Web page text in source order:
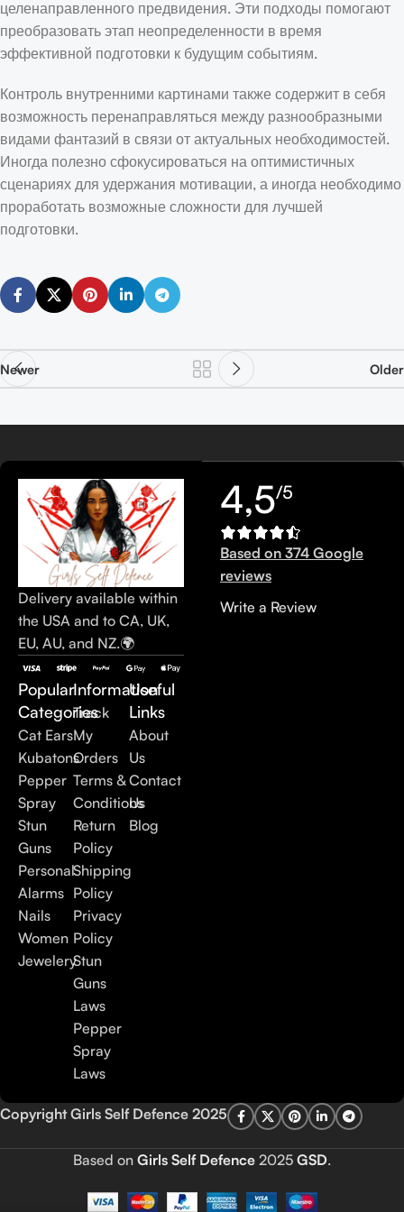
целенаправленного предвидения. Эти подходы помогают
преобразовать этап неопределенности в время
эффективной подготовки к будущим событиям.
Контроль внутренними картинами также содержит в себя
возможность перенаправляться между разнообразными
видами фантазий в связи от актуальных необходимостей.
Иногда полезно сфокусироваться на оптимистичных
сценариях для удержания мотивации, а иногда необходимо
проработать возможные сложности для лучшей
подготовки.
Newer Older
Delivery available within
the USA and to CA, UK,
EU, AU, and NZ.🌍
Popular
Categories
Cat Ears
Kubatons
Pepper
Spray
Stun
Guns
Personal
Alarms
Nails
Women
Jewelery
Information
Track
My
Orders
Terms &
Conditions
Return
Policy
Shipping
Policy
Privacy
Policy
Stun
Guns
Laws
Pepper
Spray
Laws
Useful
Links
About
Us
Contact
Us
Blog
4,5/5
Based on 374 Google
reviews
Write a Review
Copyright Girls Self Defence 2025
Based on Girls Self Defence 2025 GSD.